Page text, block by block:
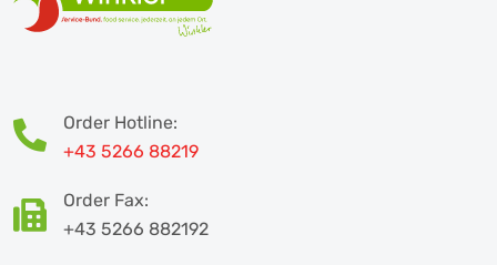
Order Hotline:
+43 5266 88219
Order Fax:
+43 5266 882192